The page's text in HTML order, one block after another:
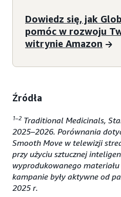
Dowiedz się, jak
pomóc w rozwoju
witrynie Amazon
Źródła
1–2 Traditional Medicinals,
2025–2026. Porównania
Smooth Move w telewizji
przy użyciu sztucznej
wyprodukowanego
kampanie były aktywne od
2025 r.